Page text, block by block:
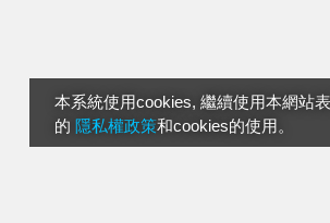
本系統使用cookies, 繼續使用本網站
的 隱私權政策和cookies的使用。